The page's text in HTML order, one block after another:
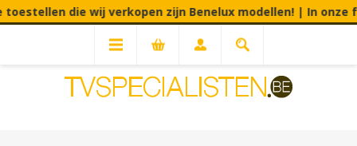
die wij verkopen zijn Benelux modellen! | In onze